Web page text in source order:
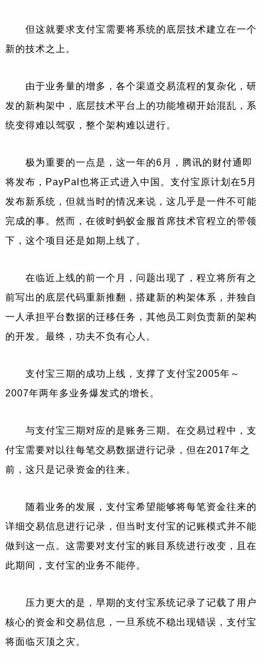
但这就要求支付宝需要将系统的底层技术建立在一个
新的技术之上。
由于业务量的增多，各个渠道交易流程的复杂化，研
发的新构架中，底层技术平台上的功能堆砌开始混乱，系
统变得难以驾驭，整个架构难以进行。
极为重要的一点是，这一年的6月，腾讯的财付通即
将发布，PayPal也将正式进入中国。支付宝原计划在5月
发布新系统，但就当时的情况来说，这几乎是一件不可能
完成的事。然而，在彼时蚂蚁金服首席技术官程立的带领
下，这个项目还是如期上线了。
在临近上线的前一个月，问题出现了，程立将所有之
前写出的底层代码重新推翻，搭建新的构架体系，并独自
一人承担平台数据的迁移任务，其他员工则负责新的架构
的开发。最终，功夫不负有心人。
支付宝三期的成功上线，支撑了支付宝2005年～
2007年两年多业务爆发式的增长。
与支付宝三期对应的是账务三期。在交易过程中，支
付宝需要对以往每笔交易数据进行记录，但在2017年之
前，这只是记录资金的往来。
随着业务的发展，支付宝希望能够将每笔资金往来的
详细交易信息进行记录，但当时支付宝的记账模式并不能
做到这一点。这需要对支付宝的账目系统进行改变，且在
此期间，支付宝的业务不能停。
压力更大的是，早期的支付宝系统记录了记载了用户
核心的资金和交易信息，一旦系统不稳出现错误，支付宝
将面临灭顶之灾。